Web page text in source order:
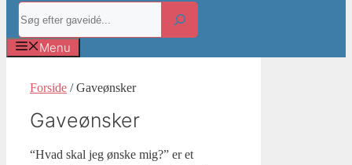
Søg
Menu
Forside / Gaveønsker
Gaveønsker
“Hvad skal jeg ønske mig?” er et